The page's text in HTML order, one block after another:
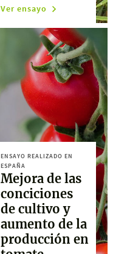
Ver ensayo
ENSAYO REALIZADO EN
ESPAÑA
Mejora de las
conciciones
de cultivo y
aumento de la
producción en